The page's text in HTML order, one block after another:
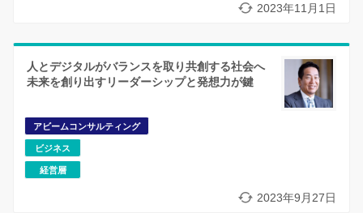
2023年11月1日
人とデジタルがバランスを取り共創する社会へ
未来を創り出すリーダーシップと発想力が鍵
アビームコンサルティング
ビジネス
経営層
2023年9月27日